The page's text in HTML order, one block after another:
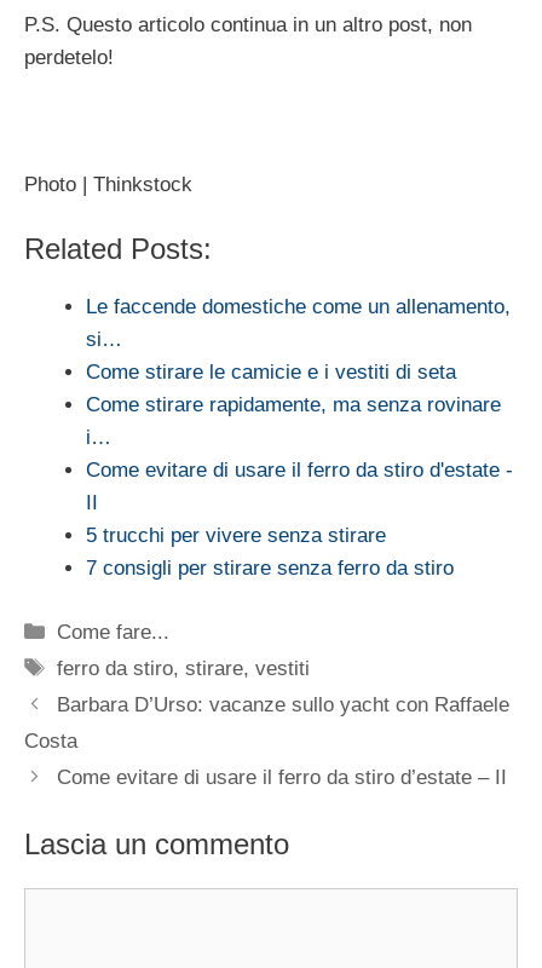
P.S. Questo articolo continua in un altro post, non
perdetelo!
Photo | Thinkstock
Related Posts:
Le faccende domestiche come un allenamento,
si…
Come stirare le camicie e i vestiti di seta
Come stirare rapidamente, ma senza rovinare
i…
Come evitare di usare il ferro da stiro d'estate -
II
5 trucchi per vivere senza stirare
7 consigli per stirare senza ferro da stiro
Categorie
Come fare...
Tag
ferro da stiro,stirare,vestiti
Barbara D’Urso: vacanze sullo yacht con Raffaele
Costa
Come evitare di usare il ferro da stiro d’estate – II
Lascia un commento